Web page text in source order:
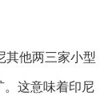
其他两三家小型
。这意味着印尼